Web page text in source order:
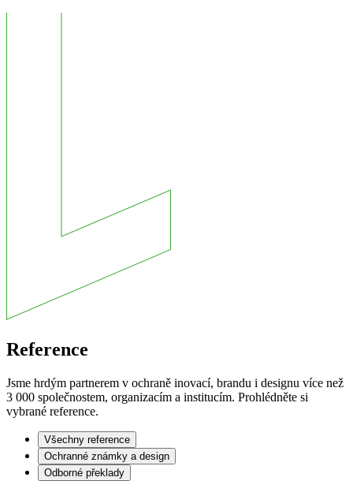
Reference
Jsme hrdým partnerem v ochraně inovací, brandu i designu více než
3 000 společnostem, organizacím a institucím. Prohlédněte si
vybrané reference.
Všechny reference
Ochranné známky a design
Odborné překlady